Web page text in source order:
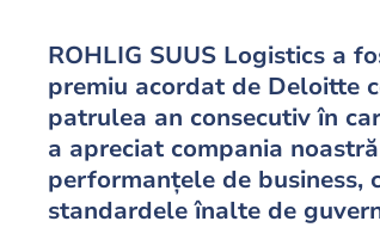
ROHLIG SUUS Logistics a
premiu acordat de Deloitte
patrulea an consecutiv în
a apreciat compania
performanțele de
standardele înalte de